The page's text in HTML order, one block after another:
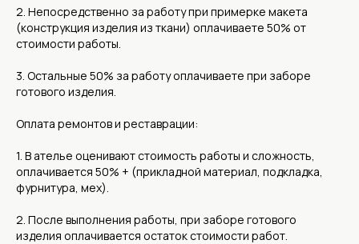
2. Непосредственно за работу при примерке макета
(конструкция изделия из ткани) оплачиваете 50% от
стоимости работы.
3. Остальные 50% за работу оплачиваете при заборе
готового изделия.
Оплата ремонтов и реставрации:
1. В ателье оценивают стоимость работы и сложность,
оплачивается 50% + (прикладной материал, подкладка,
фурнитура, мех).
2. После выполнения работы, при заборе готового
изделия оплачивается остаток стоимости работ.